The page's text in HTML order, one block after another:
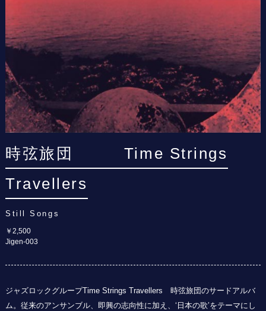
時弦旅団 Time Strings
Travellers
Still Songs
￥2,500
Jigen-003
ジャズロックグループTime Strings Travellers 時弦旅団のサードアルバ
ム。従来のアンサンブル、即興の志向性に加え、‘日本の歌’をテーマにし